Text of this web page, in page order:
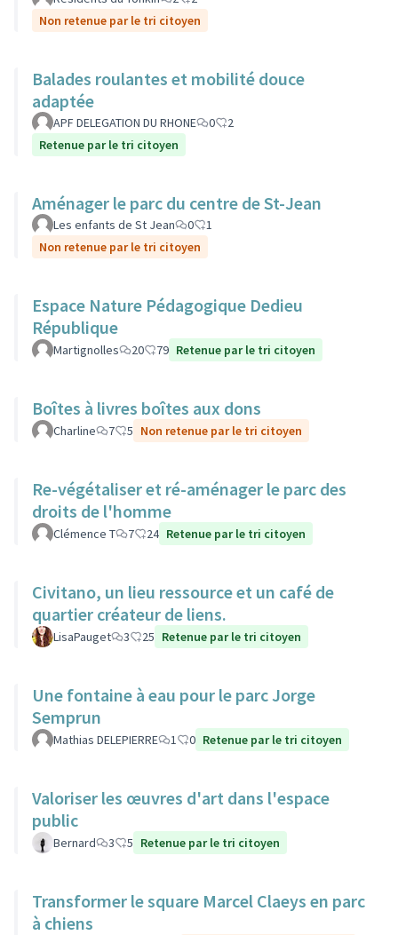
Non retenue par le tri citoyen
Balades roulantes et mobilité douce
adaptée
APF DELEGATION DU RHONE 0
2
Retenue par le tri citoyen
Aménager le parc du centre de St-Jean
Les enfants de St Jean 0
1
Non retenue par le tri citoyen
Espace Nature Pédagogique Dedieu
République
Martignolles 20 79 Retenue par le tri citoyen
Boîtes à livres boîtes aux dons
Charline 7 5 Non retenue par le tri citoyen
Re-végétaliser et ré-aménager le parc des
droits de l'homme
Clémence T 7 24 Retenue par le tri citoyen
Civitano, un lieu ressource et un café de
quartier créateur de liens.
LisaPauget 3 25 Retenue par le tri citoyen
Une fontaine à eau pour le parc Jorge
Semprun
Mathias DELEPIERRE 1 0 Retenue par le tri citoyen
Valoriser les œuvres d'art dans l'espace
public
Bernard 3 5 Retenue par le tri citoyen
Transformer le square Marcel Claeys en parc
à chiens